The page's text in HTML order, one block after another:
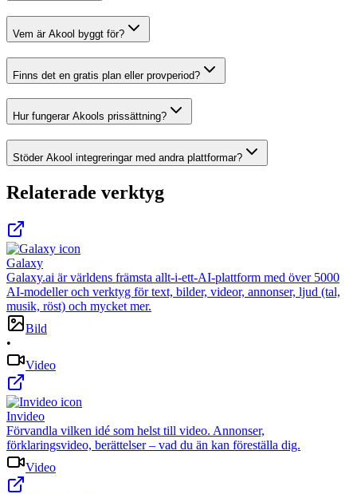
Vem är Akool byggt för?
Finns det en gratis plan eller provperiod?
Hur fungerar Akools prissättning?
Stöder Akool integreringar med andra plattformar?
Relaterade verktyg
Galaxy
Galaxy.ai är världens främsta allt-i-ett-AI-plattform med över 5000
AI-modeller och verktyg för text, bilder, videor, annonser, ljud (tal,
musik, röst) och mycket mer.
Bild
•
Video
Invideo
Förvandla vilken idé som helst till video. Annonser,
förklaringsvideo, berättelser – vad du än kan föreställa dig.
Video